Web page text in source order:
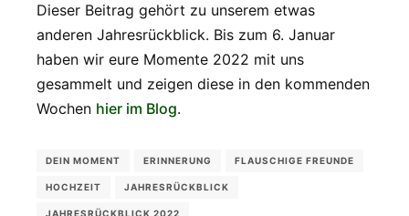
Dieser Beitrag gehört zu unserem etwas
anderen Jahresrückblick. Bis zum 6. Januar
haben wir eure Momente 2022 mit uns
gesammelt und zeigen diese in den kommenden
Wochen hier im Blog.
DEIN MOMENT ERINNERUNG FLAUSCHIGE FREUNDE
HOCHZEIT JAHRESRÜCKBLICK
JAHRESRÜCKBLICK 2022